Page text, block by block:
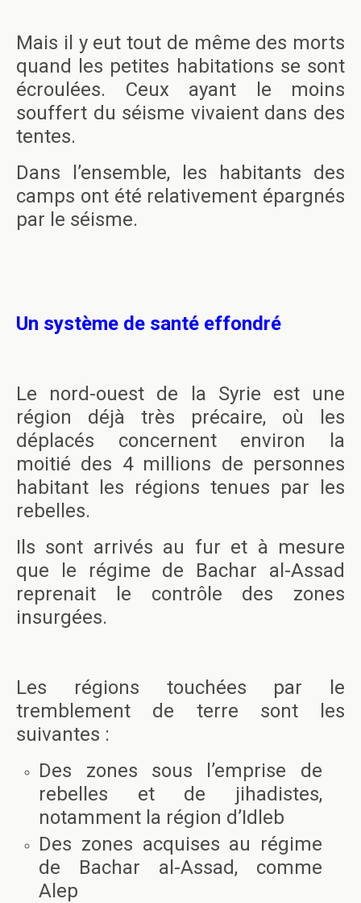
Mais il y eut tout de même des morts
quand les petites habitations se sont
écroulées. Ceux ayant le moins
souffert du séisme vivaient dans des
tentes.
Dans l’ensemble, les habitants des
camps ont été relativement épargnés
par le séisme.
Un système de santé effondré
Le nord-ouest de la Syrie est une
région déjà très précaire, où les
déplacés concernent environ la
moitié des 4 millions de personnes
habitant les régions tenues par les
rebelles.
Ils sont arrivés au fur et à mesure
que le régime de Bachar al-Assad
reprenait le contrôle des zones
insurgées.
Les régions touchées par le
tremblement de terre sont les
suivantes :
Des zones sous l’emprise de
rebelles et de jihadistes,
notamment la région d’Idleb
Des zones acquises au régime
de Bachar al-Assad, comme
Alep